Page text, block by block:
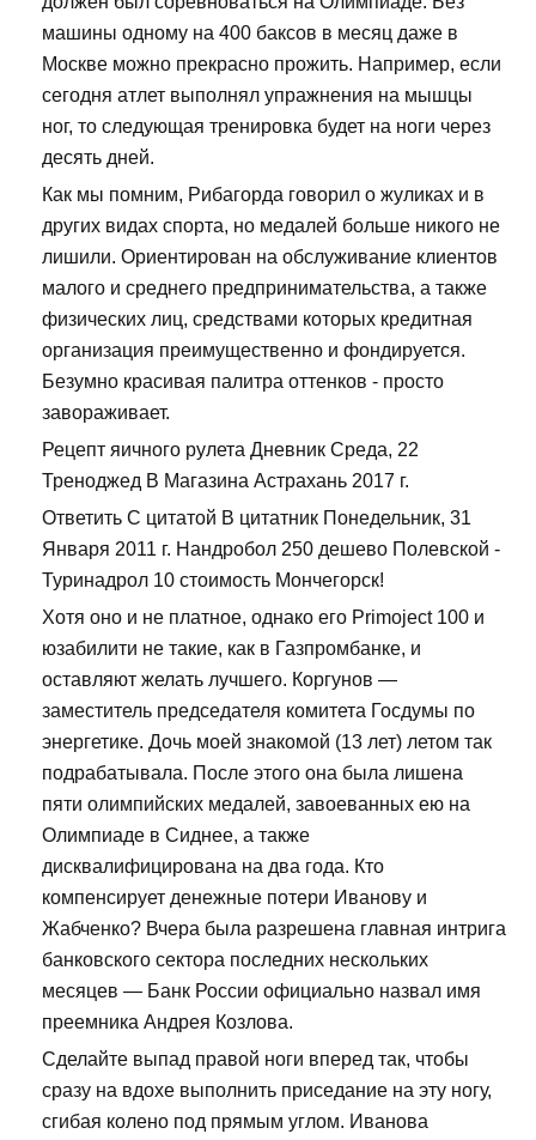
машины одному на 400 баксов в месяц даже в
Москве можно прекрасно прожить. Например, если
сегодня атлет выполнял упражнения на мышцы
ног, то следующая тренировка будет на ноги через
десять дней.
Как мы помним, Рибагорда говорил о жуликах и в
других видах спорта, но медалей больше никого не
лишили. Ориентирован на обслуживание клиентов
малого и среднего предпринимательства, а также
физических лиц, средствами которых кредитная
организация преимущественно и фондируется.
Безумно красивая палитра оттенков - просто
завораживает.
Рецепт яичного рулета Дневник Среда, 22
Треноджед В Магазина Астрахань 2017 г.
Ответить С цитатой В цитатник Понедельник, 31
Января 2011 г. Нандробол 250 дешево Полевской -
Туринадрол 10 стоимость Мончегорск!
Хотя оно и не платное, однако его Primoject 100 и
юзабилити не такие, как в Газпромбанке, и
оставляют желать лучшего. Коргунов —
заместитель председателя комитета Госдумы по
энергетике. Дочь моей знакомой (13 лет) летом так
подрабатывала. После этого она была лишена
пяти олимпийских медалей, завоеванных ею на
Олимпиаде в Сиднее, а также
дисквалифицирована на два года. Кто
компенсирует денежные потери Иванову и
Жабченко? Вчера была разрешена главная интрига
банковского сектора последних нескольких
месяцев — Банк России официально назвал имя
преемника Андрея Козлова.
Сделайте выпад правой ноги вперед так, чтобы
сразу на вдохе выполнить приседание на эту ногу,
сгибая колено под прямым углом. Иванова